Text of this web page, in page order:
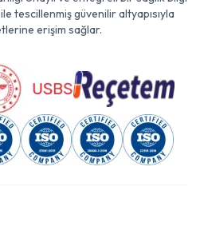
tescillenmiş güvenilir altyapısıyla
erişim sağlar.